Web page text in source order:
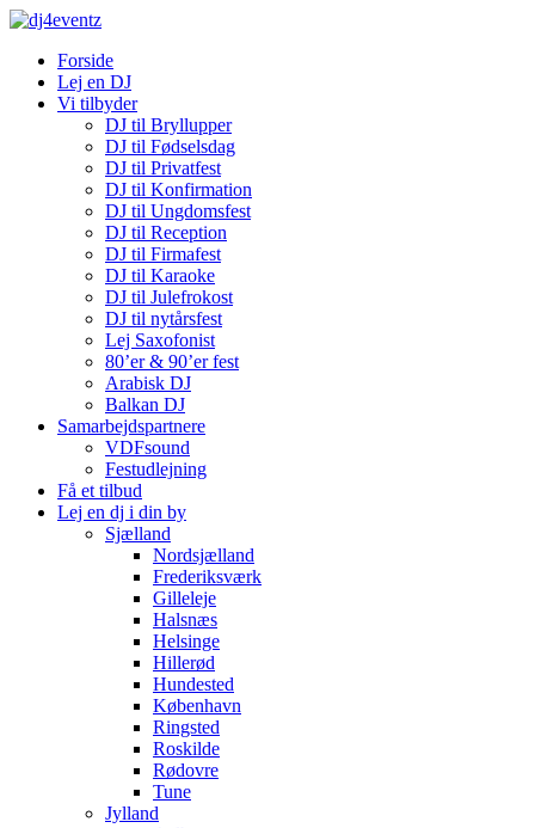
Forside
Lej en DJ
Vi tilbyder
DJ til Bryllupper
DJ til Fødselsdag
DJ til Privatfest
DJ til Konfirmation
DJ til Ungdomsfest
DJ til Reception
DJ til Firmafest
DJ til Karaoke
DJ til Julefrokost
DJ til nytårsfest
Lej Saxofonist
80’er & 90’er fest
Arabisk DJ
Balkan DJ
Samarbejdspartnere
VDFsound
Festudlejning
Få et tilbud
Lej en dj i din by
Sjælland
Nordsjælland
Frederiksværk
Gilleleje
Halsnæs
Helsinge
Hillerød
Hundested
København
Ringsted
Roskilde
Rødovre
Tune
Jylland